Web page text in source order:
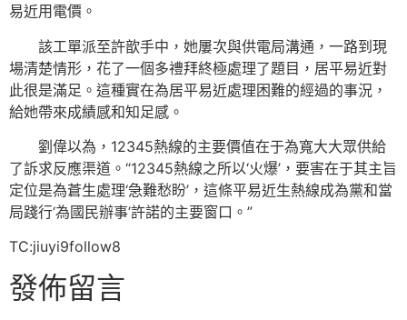
易近用電價。
該工單派至許歆手中，她屢次與供電局溝通，一路到現
場清楚情形，花了一個多禮拜終極處理了題目，居平易近對
此很是滿足。這種實在為居平易近處理困難的經過的事況，
給她帶來成績感和知足感。
劉偉以為，12345熱線的主要價值在于為寬大大眾供給
了訴求反應渠道。“12345熱線之所以‘火爆’，要害在于其主旨
定位是為蒼生處理‘急難愁盼’，這條平易近生熱線成為黨和當
局踐行‘為國民辦事’許諾的主要窗口。”
TC:jiuyi9follow8
發佈留言